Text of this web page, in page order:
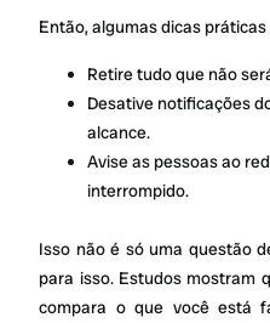
Então, algumas dicas práticas
Retire tudo que não
Desative notificações
alcance.
Avise as pessoas ao
interrompido.
Isso não é só uma questão
para isso. Estudos mostram
compara o que você está